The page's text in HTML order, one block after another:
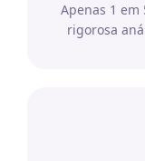
Apenas 1 em
rigorosa